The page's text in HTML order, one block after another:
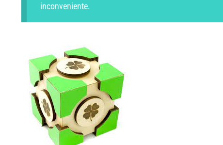
inconveniente.